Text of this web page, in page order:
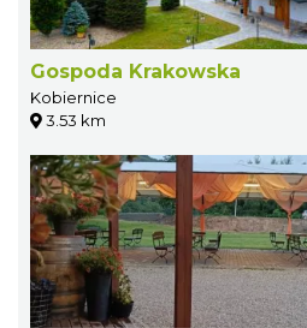
Gospoda Krakowska
Kobiernice
3.53 km